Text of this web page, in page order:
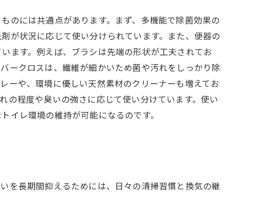
のには共通点があります。まず、多機能で除菌効果の
が状況に応じて使い分けられています。また、便器の
ます。例えば、ブラシは先端の形状が工夫されてお
ークロスは、繊維が細かいため菌や汚れをしっかり除
ーや、環境に優しい天然素材のクリーナーも増えてお
の程度や臭いの強さに応じて使い分けています。使い
イレ環境の維持が可能になるのです。
を長期間抑えるためには、日々の清掃習慣と換気の継